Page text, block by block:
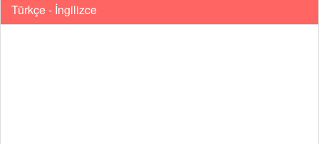
Türkçe - İngilizce